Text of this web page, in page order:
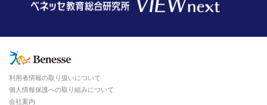
利用者情報の取り扱いについて
個人情報保護への取り組みについて
会社案内